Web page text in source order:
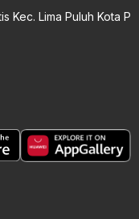
Kec. Lima Puluh Kota P